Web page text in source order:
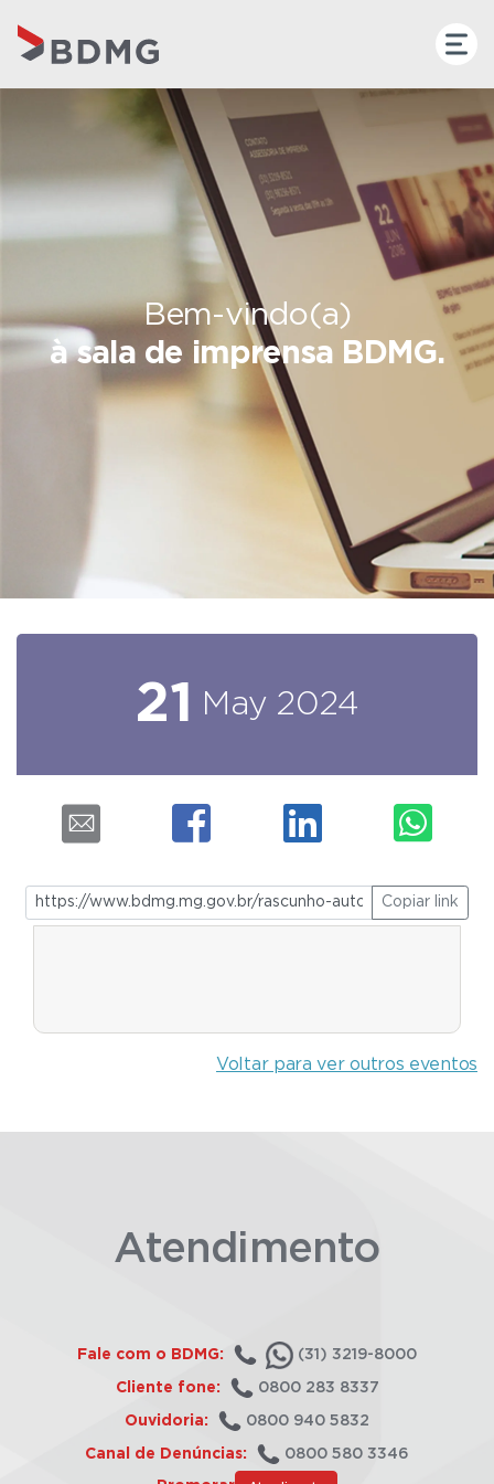
Bem-vindo(a)
à sala de imprensa BDMG.
21 May 2024
Copiar link
Voltar para ver outros eventos
Atendimento
Fale com o BDMG: (31) 3219-8000
Cliente fone: 0800 283 8337
Ouvidoria: 0800 940 5832
Canal de Denúncias: 0800 580 3346